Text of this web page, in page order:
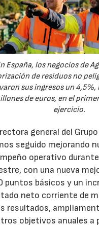
España, los negocios de
de residuos no
sus ingresos un 4,5%,
de euros, en el
ejercicio.
general del
seguido mejorando
operativo
con una nueva
puntos básicos y un
neto corriente de
resultados,
objetivos anuales a